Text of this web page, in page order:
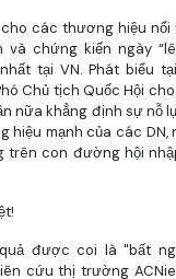
cho các thương hiệu
chứng kiến ngày
tại VN. Phát biểu
Chủ tịch Quốc Hội
nữa khẳng định sự nỗ
mạnh của các DN,
trên con đường hội
được coi là "bất
cứu thị trường